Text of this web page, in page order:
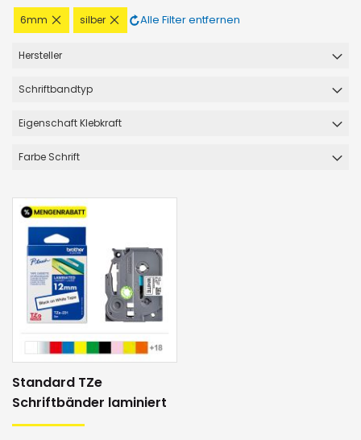
6mm
Diesen
Artikel
silber
Diesen
Artikel
Alle Filter entfernen
Hersteller
Schriftbandtyp
Eigenschaft Klebkraft
Farbe Schrift
Standard TZe
Schriftbänder laminiert